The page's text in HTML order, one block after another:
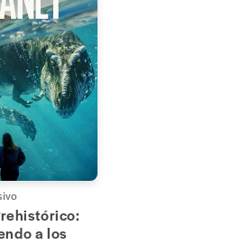
a los